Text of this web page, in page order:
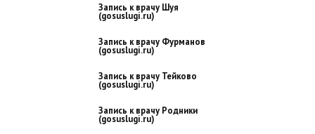
Запись к врачу Шуя
(gosuslugi.ru)
Запись к врачу Фурманов
(gosuslugi.ru)
Запись к врачу Тейково
(gosuslugi.ru)
Запись к врачу Родники
(gosuslugi.ru)